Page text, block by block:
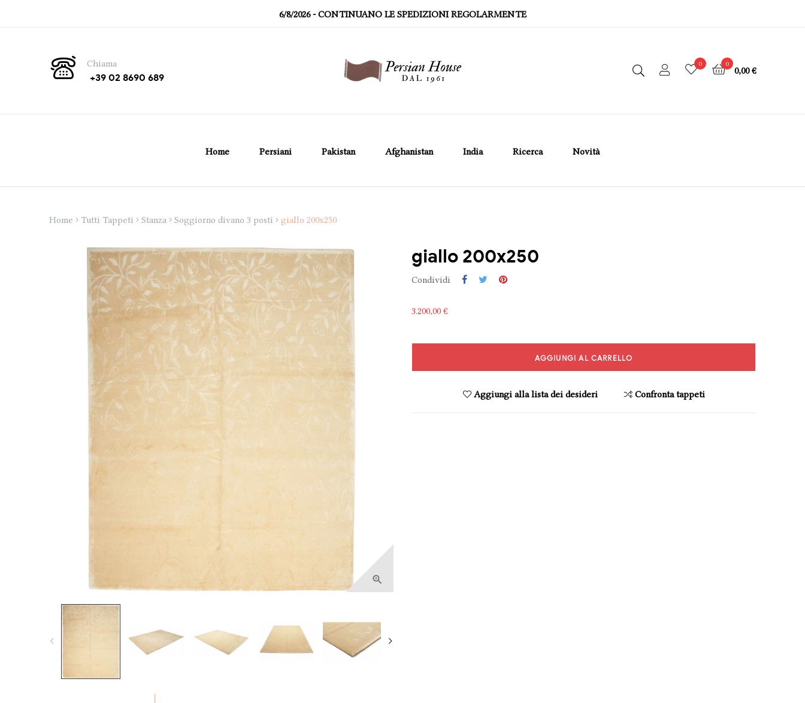
6/8/2026- CONTINUANO LE SPEDIZIONI REGOLARMENTE
Chiama
+39 02 8690 689
0 0
0,00 €
Home Persiani Pakistan Afghanistan India Ricerca Novità
Home Tutti Tappeti Stanza Soggiorno divano 3 posti giallo 200x250

giallo 200x250
Condividi
3.200,00 €
AGGIUNGI AL CARRELLO
Aggiungi alla lista dei desideri Confronta tappeti